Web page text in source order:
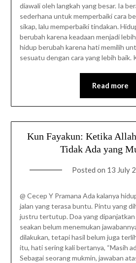
diawali oleh langkah yang besar. Ia
sederhana untuk memperbaiki cara
sikap, lalu memperbaiki tindakan.
berubah karena keadaan menjadi
hidup berubah karena hati memilih
sesuatu dengan cara yang lebih baik.
Read more
Kun Fayakun: Ketika
Tidak Ada yang
Posted on 13 July
@ Cecep Y Pramana Ada kalanya
jalan yang terasa buntu. Pintu yang
justru tertutup. Doa yang
seakan belum menemukan
dilakukan, tetapi hasil belum juga
itu, hati sering kali bertanya, “Masih
Sebagai seorang mukmin, jawaban